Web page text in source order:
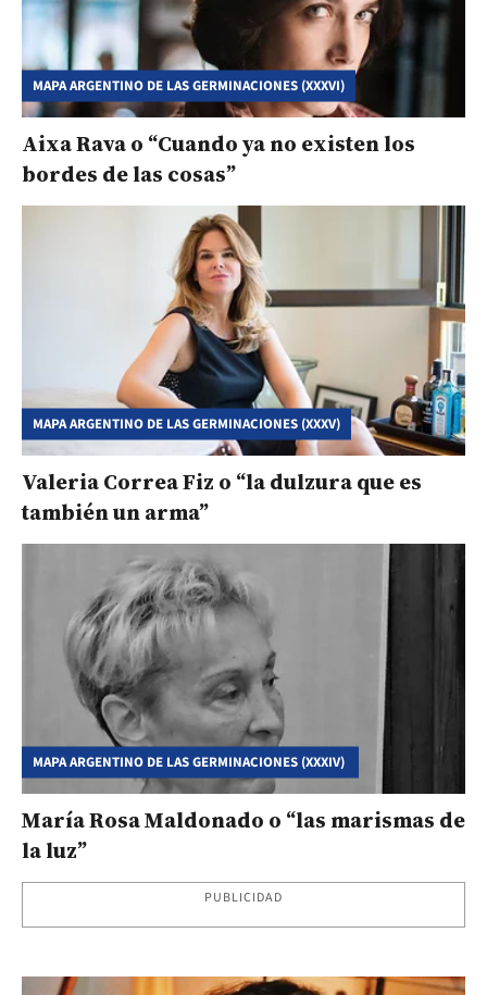
MAPA ARGENTINO DE LAS GERMINACIONES (XXXVI)
Aixa Rava o “Cuando ya no existen los
bordes de las cosas”
MAPA ARGENTINO DE LAS GERMINACIONES (XXXV)
Valeria Correa Fiz o “la dulzura que es
también un arma”
MAPA ARGENTINO DE LAS GERMINACIONES (XXXIV)
María Rosa Maldonado o “las marismas de
la luz”
PUBLICIDAD